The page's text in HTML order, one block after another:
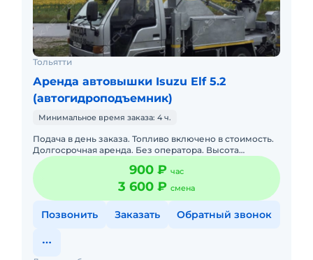
Тольятти
Аренда автовышки Isuzu Elf 5.2
(автогидроподъемник)
Минимальное время заказа: 4 ч.
Подача в день заказа. Топливо включено в стоимость.
Долгосрочная аренда. Без оператора. Высота
подъема 15 м. Диэлектрическая люлька. Лебедка.
Маленькие габарит
900 ₽ час
3 600 ₽ смена
Позвонить Заказать Обратный звонок